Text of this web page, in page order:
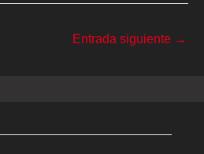
Entrada siguiente →